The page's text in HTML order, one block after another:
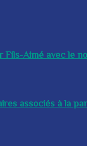
Aimé avec le
associés à la